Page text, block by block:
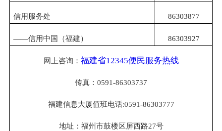
信用服务处 86303877
——信用中国（福建） 86303927
网上咨询： 福建省12345便民服务热线
传真： 0591-86303737
福建信息大厦值班电话:0591-86303777
地址：福州市鼓楼区屏西路27号